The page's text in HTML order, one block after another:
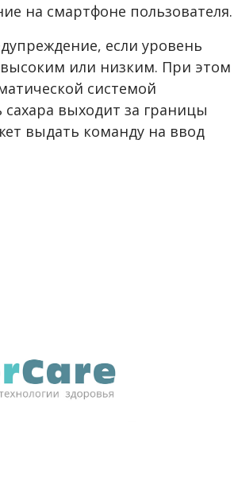
на смартфоне пользователя.
если уровень
высоким или низким. При этом
системой
выходит за границы
выдать команду на ввод